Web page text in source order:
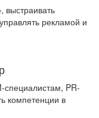
выстраивать
рекламой и
PR-
компетенции в